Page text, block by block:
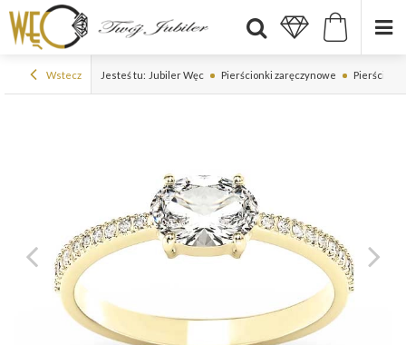
Wstecz Jesteś tu: Jubiler Węc Pierścionki zaręczynowe